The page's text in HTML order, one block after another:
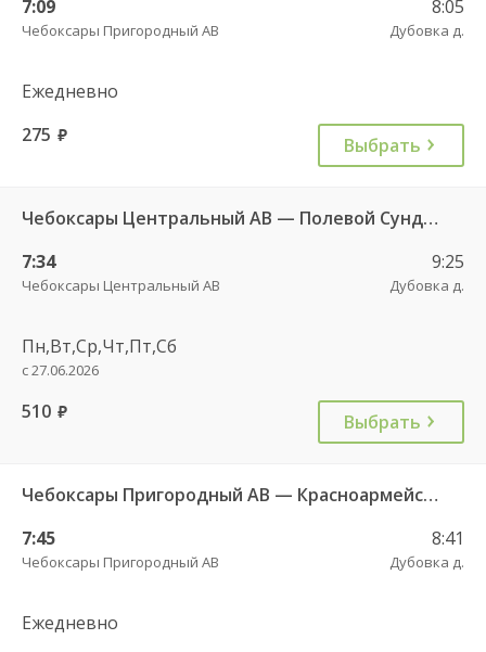
7:09
Чебоксары Пригородный АВ
8:05
Дубовка д.
Ежедневно
275 руб. Выбрать
Чебоксары Центральный АВ — Полевой Сундырь д. 633
7:34
Чебоксары Центральный АВ
9:25
Дубовка д.
Пн,Вт,Ср,Чт,Пт,Сб
с 27.06.2026
510 руб. Выбрать
Чебоксары Пригородный АВ — Красноармейское с. ДКП 121
7:45
Чебоксары Пригородный АВ
8:41
Дубовка д.
Ежедневно